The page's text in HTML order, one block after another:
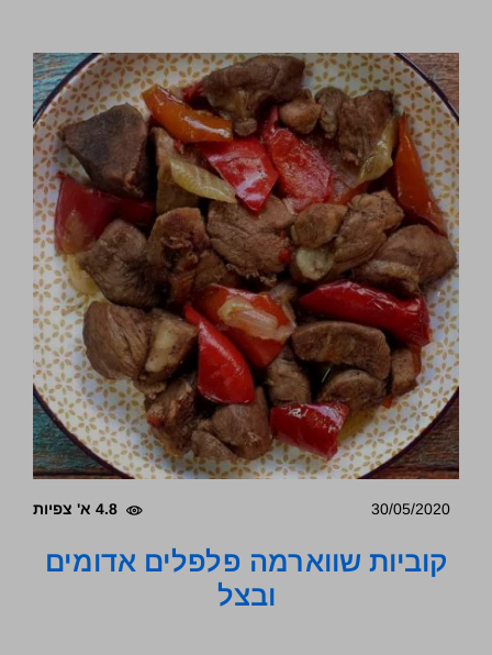
30/05/2020 4.8 א' צפיות
קוביות שווארמה פלפלים אדומים
ובצל